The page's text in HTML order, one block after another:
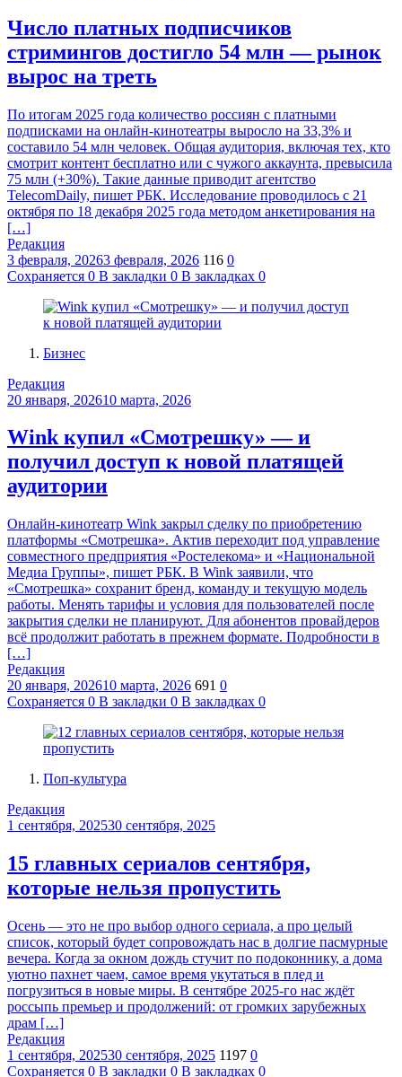
Число платных подписчиков
стримингов достигло 54 млн — рынок
вырос на треть
По итогам 2025 года количество россиян с платными
подписками на онлайн-кинотеатры выросло на 33,3% и
составило 54 млн человек. Общая аудитория, включая тех, кто
смотрит контент бесплатно или с чужого аккаунта, превысила
75 млн (+30%). Такие данные приводит агентство
TelecomDaily, пишет РБК. Исследование проводилось с 21
октября по 18 декабря 2025 года методом анкетирования на
[…]
Редакция
3 февраля, 20263 февраля, 2026 116 0
Сохраняется 0 В закладки 0 В закладках 0
Бизнес
Редакция
20 января, 202610 марта, 2026
Wink купил «Смотрешку» — и
получил доступ к новой платящей
аудитории
Онлайн-кинотеатр Wink закрыл сделку по приобретению
платформы «Смотрешка». Актив переходит под управление
совместного предприятия «Ростелекома» и «Национальной
Медиа Группы», пишет РБК. В Wink заявили, что
«Смотрешка» сохранит бренд, команду и текущую модель
работы. Менять тарифы и условия для пользователей после
закрытия сделки не планируют. Для абонентов провайдеров
всё продолжит работать в прежнем формате. Подробности в
[…]
Редакция
20 января, 202610 марта, 2026 691 0
Сохраняется 0 В закладки 0 В закладках 0
Поп-культура
Редакция
1 сентября, 202530 сентября, 2025
15 главных сериалов сентября,
которые нельзя пропустить
Осень — это не про выбор одного сериала, а про целый
список, который будет сопровождать нас в долгие пасмурные
вечера. Когда за окном дождь стучит по подоконнику, а дома
уютно пахнет чаем, самое время укутаться в плед и
погрузиться в новые миры. В сентябре 2025-го нас ждёт
россыпь премьер и продолжений: от громких зарубежных
драм […]
Редакция
1 сентября, 202530 сентября, 2025 1197 0
Сохраняется 0 В закладки 0 В закладках 0